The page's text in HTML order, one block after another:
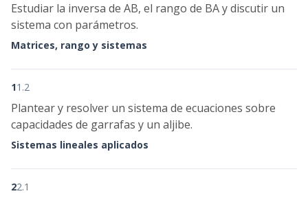
Estudiar la inversa de AB, el rango de BA y discutir un
sistema con parámetros.
Matrices, rango y sistemas
11.2
Plantear y resolver un sistema de ecuaciones sobre
capacidades de garrafas y un aljibe.
Sistemas lineales aplicados
22.1